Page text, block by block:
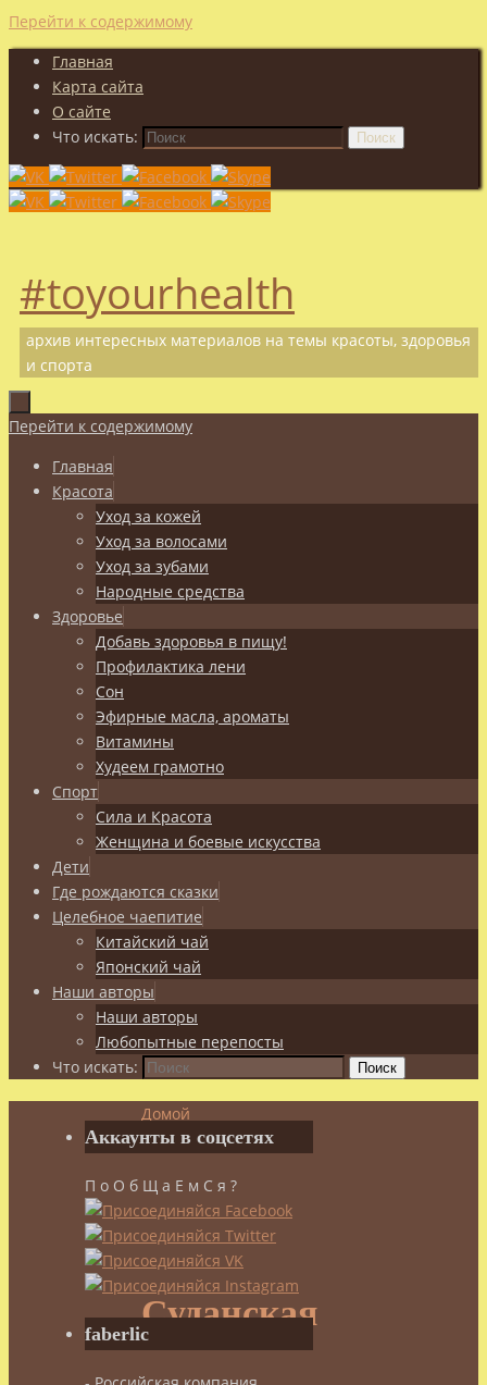
Перейти к содержимому
Главная
Карта сайта
О сайте
Что искать:
Поиск
#toyourhealth
архив интересных материалов на темы красоты, здоровья
и спорта
Перейти к содержимому
Главная
Красота
Уход за кожей
Уход за волосами
Уход за зубами
Народные средства
Здоровье
Добавь здоровья в пищу!
Профилактика лени
Сон
Эфирные масла, ароматы
Витамины
Худеем грамотно
Спорт
Сила и Красота
Женщина и боевые искусства
Дети
Где рождаются сказки
Целебное чаепитие
Китайский чай
Японский чай
Наши авторы
Наши авторы
Любопытные перепосты
Что искать:
Поиск
Домой
Целебное
Суданская
роза
(каркадэ)
Суданская
роза
Аккаунты в соцсетях
П о О б Щ а Е м С я ?
faberlic